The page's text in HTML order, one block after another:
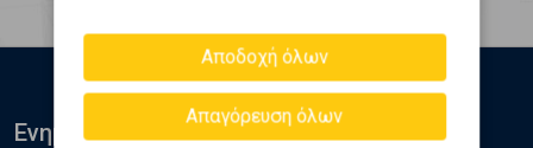
Αποδοχή όλων
Απαγόρευση όλων
Ενημερωθείτε